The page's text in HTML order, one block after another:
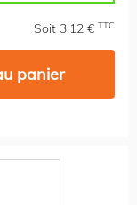
Soit 3,12 € TTC
panier